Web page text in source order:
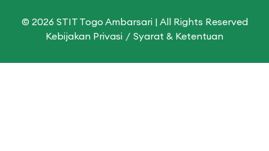
© 2026 STIT Togo Ambarsari | All Rights Reserved
Kebijakan Privasi
Syarat & Ketentuan